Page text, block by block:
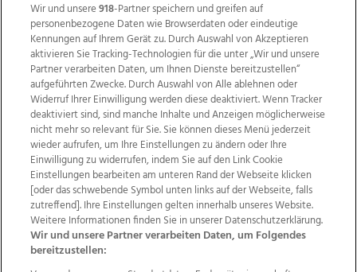
Wir über uns Mediadaten Kontakt
Jobs
Datenschutz
Impressum
AGB Anzeigekunden
AGB Website
Ehrenkodex Politische Werbung
Wir und unsere918-Partner speichern und greifen auf
personenbezogene Daten wie Browserdaten oder eindeutige
Kennungen auf Ihrem Gerät zu. Durch Auswahl von Akzeptieren
aktivieren Sie Tracking-Technologien für die unter „Wir und unsere
Partner verarbeiten Daten, um Ihnen Dienste bereitzustellen“
aufgeführten Zwecke. Durch Auswahl von Alle ablehnen oder
Widerruf Ihrer Einwilligung werden diese deaktiviert. Wenn Tracker
deaktiviert sind, sind manche Inhalte und Anzeigen möglicherweise
nicht mehr so relevant für Sie. Sie können dieses Menü jederzeit
wieder aufrufen, um Ihre Einstellungen zu ändern oder Ihre
Einwilligung zu widerrufen, indem Sie auf den Link Cookie
Einstellungen bearbeiten am unteren Rand der Webseite klicken
[oder das schwebende Symbol unten links auf der Webseite, falls
zutreffend]. Ihre Einstellungen gelten innerhalb unseres Website.
Weitere Informationen finden Sie in unserer Datenschutzerklärung.
Wir und unsere Partner verarbeiten Daten, um Folgendes
bereitzustellen: